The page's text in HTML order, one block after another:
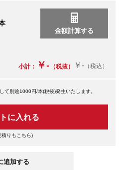
小計： ￥- （税抜） ￥- （税込）
別途1000円/本(税抜)発生いたします。
に入れる
積りもこちら)